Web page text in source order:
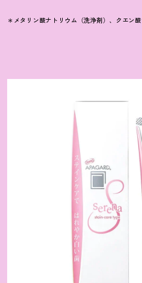
＊メタリン酸ナトリウム（洗浄剤）、クエン